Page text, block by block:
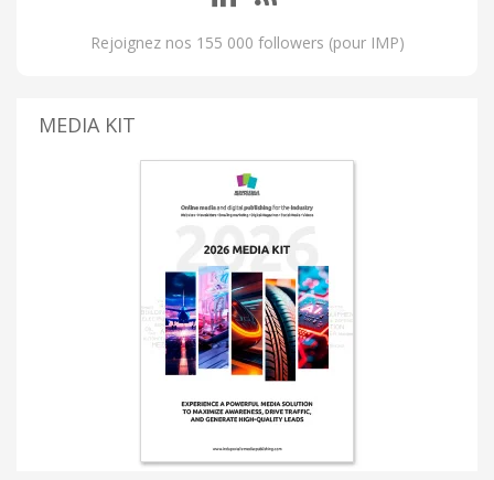
Rejoignez nos 155 000 followers (pour IMP)
MEDIA KIT